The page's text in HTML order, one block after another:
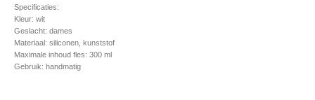
Specificaties:
Kleur: wit
Geslacht: dames
Materiaal: siliconen, kunststof
Maximale inhoud fles: 300 ml
Gebruik: handmatig